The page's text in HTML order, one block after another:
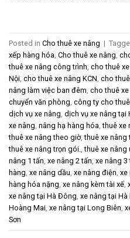
Posted in Cho thuê xe nâng |
xếp hàng hóa Cho thuê xe nâng
thuê xe nâng công trình cho thuê
Nội cho thuê xe nâng KCN cho
nâng làm việc ban đêm cho thuê
chuyển văn phòng công ty cho
dịch vụ xe nâng dịch vụ xe nâng tại
xe nâng nâng hạ hàng hóa ,thuê xe
thuê xe nâng theo giờ,thuê xe nâng
thuê xe nâng trọn gói. ,thuê xe nâng
nâng 1 tấn xe nâng 2 tấn xe nâng 3
hàng xe nâng dầu xe nâng điện xe
hàng hóa nặng xe nâng kèm tài xế,
xe nâng tại Hà Đông xe nâng tại Hà
Hoàng Mai xe nâng tại Long Biên
Sơn